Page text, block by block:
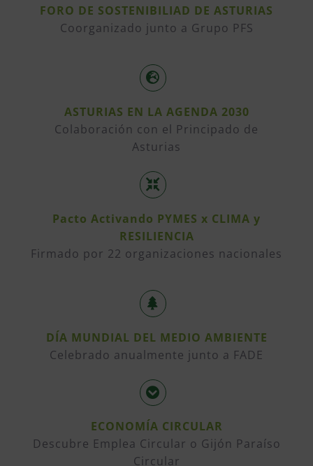
FORO DE SOSTENIBILIAD DE ASTURIAS
Coorganizado junto a Grupo PFS
ASTURIAS EN LA AGENDA 2030
Colaboración con el Principado de
Asturias
Pacto Activando PYMES x CLIMA y
RESILIENCIA
Firmado por 22 organizaciones nacionales
DÍA MUNDIAL DEL MEDIO AMBIENTE
Celebrado anualmente junto a FADE
ECONOMÍA CIRCULAR
Descubre Emplea Circular o Gijón Paraíso
Circular